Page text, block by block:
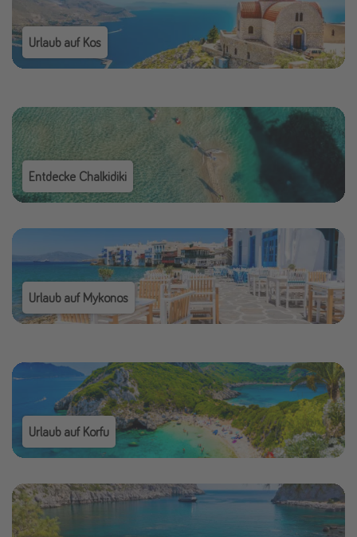
Urlaub auf Kos
Entdecke Chalkidiki
Urlaub auf Mykonos
Urlaub auf Korfu